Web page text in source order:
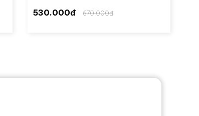
530.000đ 670.000đ